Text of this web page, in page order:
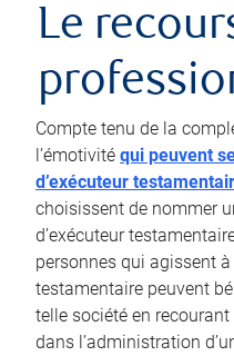
Le
Compte tenu de la
l’émotivité qui peuvent
d’exécuteur
choisissent de nommer
d’exécuteur
personnes qui agissent à
testamentaire peuvent
telle société en
dans l’administration